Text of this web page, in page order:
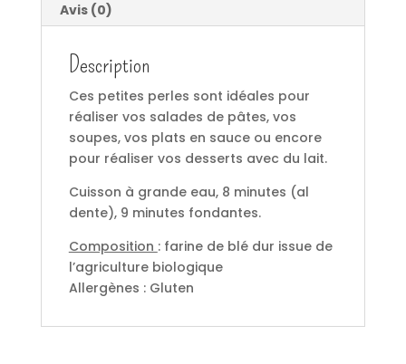
Avis (0)
Description
Ces petites perles sont idéales pour
réaliser vos salades de pâtes, vos
soupes, vos plats en sauce ou encore
pour réaliser vos desserts avec du lait.
Cuisson à grande eau, 8 minutes (al
dente), 9 minutes fondantes.
Composition : farine de blé dur issue de
l’agriculture biologique
Allergènes : Gluten